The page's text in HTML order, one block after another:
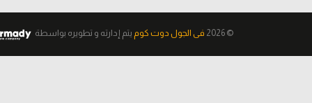
© 2026 فى الجول دوت كوم يتم إدارته و تطويره بواسطة